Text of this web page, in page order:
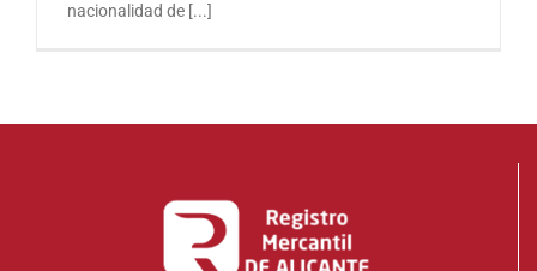
nacionalidad de [...]